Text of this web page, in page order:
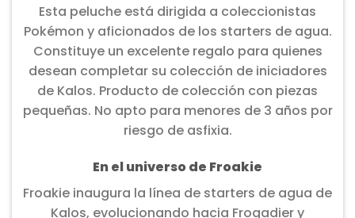
Esta peluche está dirigida a coleccionistas
Pokémon y aficionados de los starters de agua.
Constituye un excelente regalo para quienes
desean completar su colección de iniciadores
de Kalos. Producto de colección con piezas
pequeñas. No apto para menores de 3 años por
riesgo de asfixia.
En el universo de Froakie
Froakie inaugura la línea de starters de agua de
Kalos, evolucionando hacia Frogadier y